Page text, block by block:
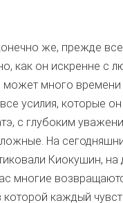
же, прежде
как он искренне
много
усилия, которые
с глубоким
На
Киокушин,
многие
которой каждый